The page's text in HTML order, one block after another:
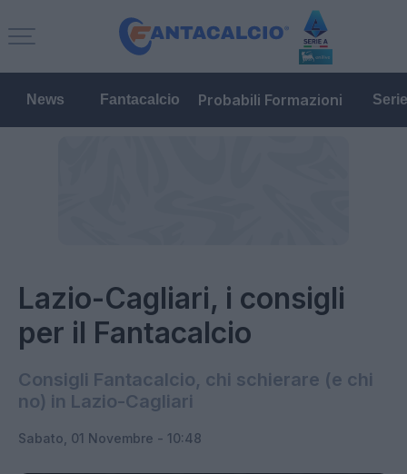
News Fantacalcio Probabili Formazioni
Lazio-Cagliari, i consigli
per il Fantacalcio
Consigli Fantacalcio, chi schierare (e chi
no) in Lazio-Cagliari
Sabato, 01 Novembre - 10:48